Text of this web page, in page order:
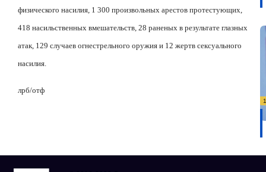
физического насилия, 1 300 произвольных арестов протестующих,
418 насильственных вмешательств, 28 раненых в результате глазных
атак, 129 случаев огнестрельного оружия и 12 жертв сексуального
насилия.
лрб/отф